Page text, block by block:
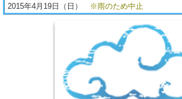
2015年4月19日（日）
※雨のため中止